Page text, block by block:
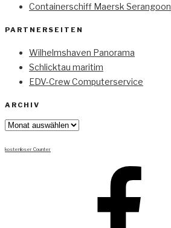
Containerschiff Maersk Serangoon
PARTNERSEITEN
Wilhelmshaven Panorama
Schlicktau maritim
EDV-Crew Computerservice
ARCHIV
Archiv
kostenloser Counter